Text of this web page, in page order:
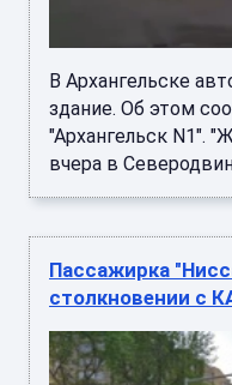
В Архангельске
здание. Об этом
"Архангельск N1".
вчера в
Пассажирка
столкновении с